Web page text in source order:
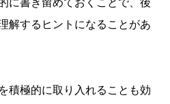
に書き留めておくことで、後
解するヒントになることがあ
積極的に取り入れることも効